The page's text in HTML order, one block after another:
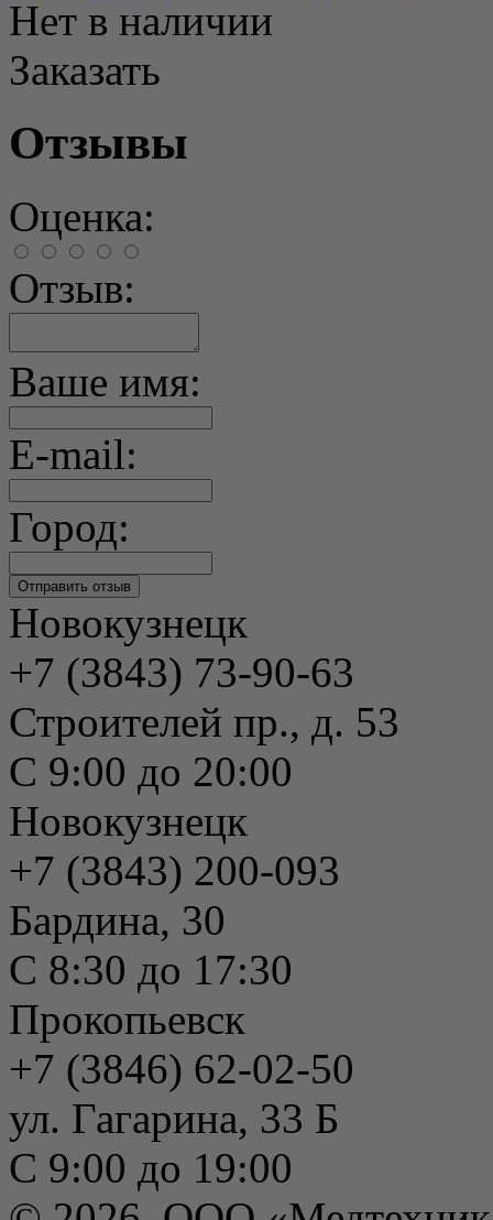
Нет в наличии
Заказать
Отзывы
Оценка:
Отзыв:
Ваше имя:
E-mail:
Город:
Новокузнецк
+7 (3843) 73-90-63
Строителей пр., д. 53
С 9:00 до 20:00
Новокузнецк
+7 (3843) 200-093
Бардина, 30
С 8:30 до 17:30
Прокопьевск
+7 (3846) 62-02-50
ул. Гагарина, 33 Б
С 9:00 до 19:00